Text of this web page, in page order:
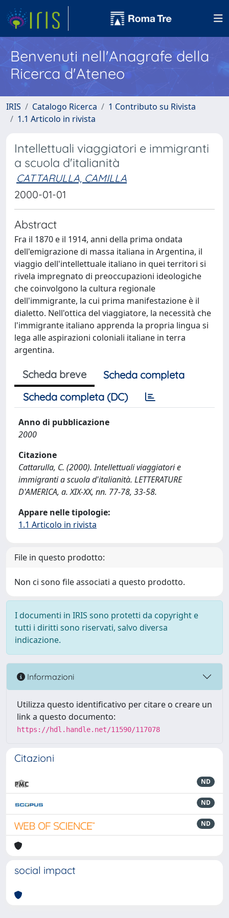
Benvenuti nell'Anagrafe della
Ricerca d'Ateneo
IRIS Catalogo Ricerca
1 Contributo su Rivista
1.1 Articolo in rivista
Intellettuali viaggiatori e immigranti
a scuola d'italianità
CATTARULLA, CAMILLA
2000-01-01
Abstract
Fra il 1870 e il 1914, anni della prima ondata
dell'emigrazione di massa italiana in Argentina, il
viaggio dell'intellettuale italiano in quei territori si
rivela impregnato di preoccupazioni ideologiche
che coinvolgono la cultura regionale
dell'immigrante, la cui prima manifestazione è il
dialetto. Nell'ottica del viaggiatore, la necessità che
l'immigrante italiano apprenda la propria lingua si
lega alle aspirazioni coloniali italiane in terra
argentina.
Scheda breve
Scheda completa
Scheda completa (DC)
Anno di pubblicazione
2000
Citazione
Cattarulla, C. (2000). Intellettuali viaggiatori e
immigranti a scuola d'italianità. LETTERATURE
D'AMERICA, a. XIX-XX, nn. 77-78, 33-58.
Appare nelle tipologie:
1.1 Articolo in rivista
File in questo prodotto:
Non ci sono file associati a questo prodotto.
I documenti in IRIS sono protetti da copyright e
tutti i diritti sono riservati, salvo diversa
indicazione.
Informazioni
Utilizza questo identificativo per citare o creare un
link a questo documento:
https://hdl.handle.net/11590/117078
Citazioni
ND
ND
ND
social impact